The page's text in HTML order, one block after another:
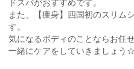
ドスパがおすすめです。
また、【痩身】四国初のスリム
す。
気になるボディのことならお任
一緒にケアをしていきましょう☆